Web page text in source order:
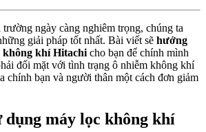
ngày càng nghiêm trọng, chúng ta
giải pháp tốt nhất. Bài viết sẽ hướng
không khí Hitachi cho bạn để chính mình
đối mặt với tình trạng ô nhiễm không khí
chính bạn và người thân một cách đơn giảm
dụng máy lọc không khí